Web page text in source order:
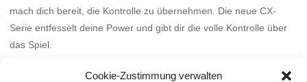
Cookie-Zustimmung verwalten
mach dich bereit, die Kontrolle zu übernehmen. Die neue CX-
Serie entfesselt deine Power und gibt dir die volle Kontrolle über
das Spiel.